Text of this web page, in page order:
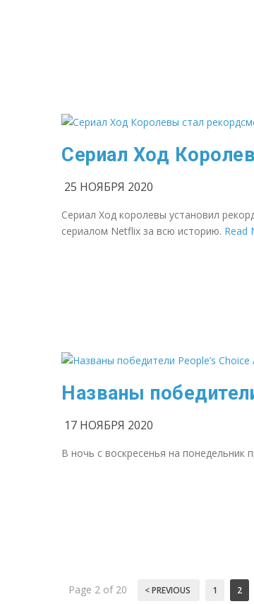
Сериал Ход
25 НОЯБРЯ 2020
Сериал Ход королевы установил
сериалом Netflix за всю историю. Read
Названы
17 НОЯБРЯ 2020
В ночь с воскресенья на понедельник
Page 2 of 20 < PREVIOUS 1 2